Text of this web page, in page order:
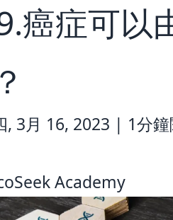
癌症可以
, 3月 16, 2023 | 1分
Academy